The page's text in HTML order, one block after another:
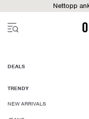
Nettopp
DEALS
TRENDY
NEW ARRIVALS